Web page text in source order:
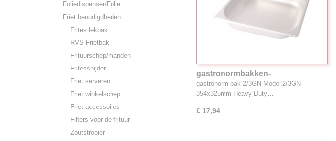
Foliedispenser/Folie
Friet benodigdheden
Frites lekbak
RVS Frietbak
Frituurschep/manden
Fritessnijder
Friet serveren
Friet winkelschep
Friet accessoires
Filters voor de frituur
Zoutstrooier
gastronormbakken-
stapelbaar,zware kwaliteit,rvs 2/3
GN ArtNr 953.234
gastronorm bak 2/3GN Model:2/3GN-
354x325mm-Heavy Duty…
€ 17,94